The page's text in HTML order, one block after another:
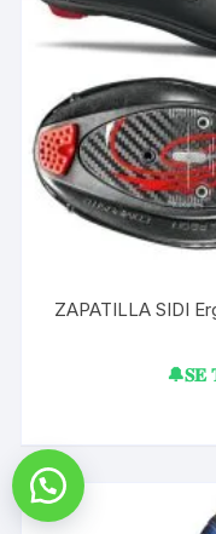
ZAPATILLA SIDI
🔔𝐒𝐄